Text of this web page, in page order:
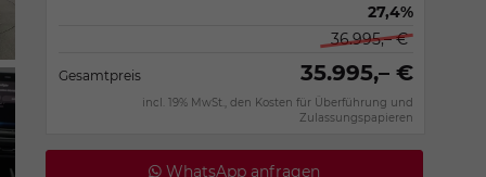
27,4%
36.995,– €
Gesamtpreis 35.995,– €
incl. 19% MwSt., den Kosten für Überführung und
Zulassungspapieren
WhatsApp anfragen